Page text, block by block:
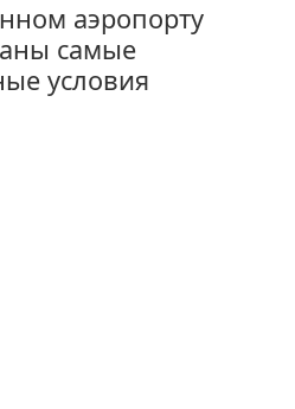
аэропорту
самые
условия